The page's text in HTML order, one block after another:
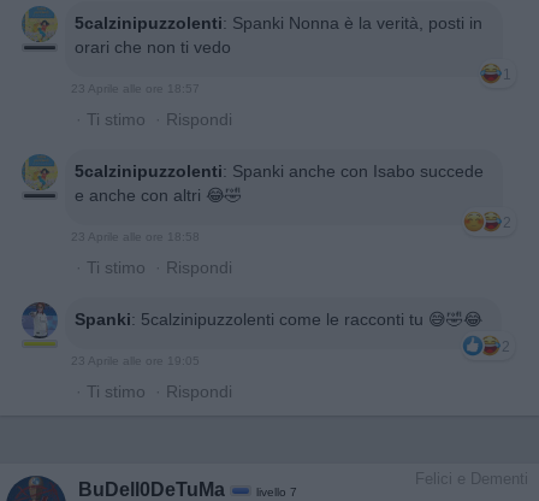
5calzinipuzzolenti: Spanki Nonna è la verità, posti in
orari che non ti vedo
1
23 Aprile alle ore 18:57
· Ti stimo · Rispondi
5calzinipuzzolenti: Spanki anche con Isabo succede
e anche con altri 😂🤣
2
23 Aprile alle ore 18:58
· Ti stimo · Rispondi
Spanki: 5calzinipuzzolenti come le racconti tu 😅🤣😂
2
23 Aprile alle ore 19:05
· Ti stimo · Rispondi
Felici e Dementi
BuDell0DeTuMa livello 7